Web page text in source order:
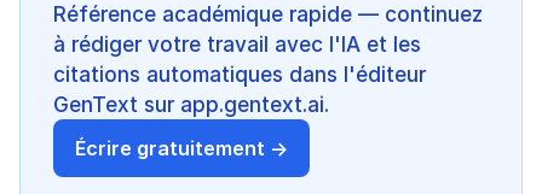
Référence académique rapide — continuez
à rédiger votre travail avec l'IA et les
citations automatiques dans l'éditeur
GenText sur app.gentext.ai.
Écrire gratuitement →